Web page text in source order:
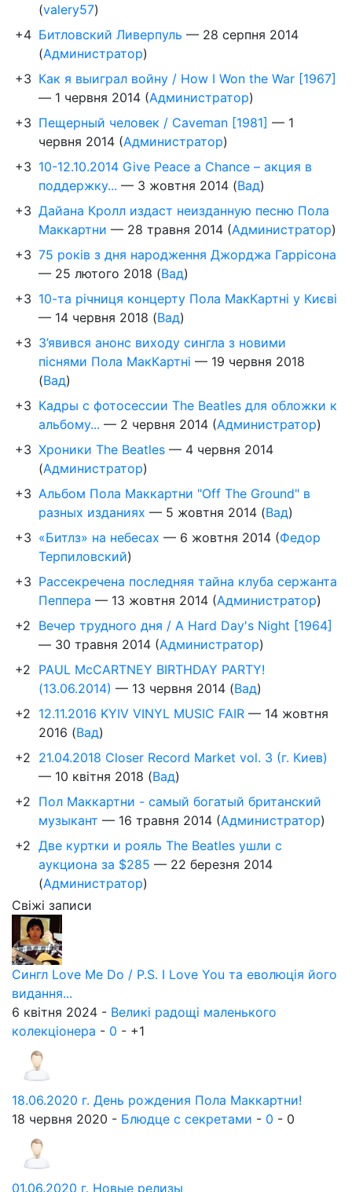
(valery57)
+4 Битловский Ливерпуль — 28 серпня 2014
(Администратор)
+3 Как я выиграл войну / How I Won the War [1967]
— 1 червня 2014 (Администратор)
+3 Пещерный человек / Caveman [1981] — 1
червня 2014 (Администратор)
+3 10-12.10.2014 Give Peace a Chance – акция в
поддержку... — 3 жовтня 2014 (Вад)
+3 Дайана Кролл издаст неизданную песню Пола
Маккартни — 28 травня 2014 (Администратор)
+3 75 років з дня народження Джорджа Гаррісона
— 25 лютого 2018 (Вад)
+3 10-та річниця концерту Пола МакКартні у Києві
— 14 червня 2018 (Вад)
+3 З’явився анонс виходу сингла з новими
піснями Пола МакКартні — 19 червня 2018
(Вад)
+3 Кадры с фотосессии The Beatles для обложки к
альбому... — 2 червня 2014 (Администратор)
+3 Хроники The Beatles — 4 червня 2014
(Администратор)
+3 Альбом Пола Маккартни "Off The Ground" в
разных изданиях — 5 жовтня 2014 (Вад)
+3 «Битлз» на небесах — 6 жовтня 2014 (Федор
Терпиловский)
+3 Рассекречена последняя тайна клуба сержанта
Пеппера — 13 жовтня 2014 (Администратор)
+2 Вечер трудного дня / A Hard Day's Night [1964]
— 30 травня 2014 (Администратор)
+2 PAUL McCARTNEY BIRTHDAY PARTY!
(13.06.2014) — 13 червня 2014 (Вад)
+2 12.11.2016 KYIV VINYL MUSIC FAIR — 14 жовтня
2016 (Вад)
+2 21.04.2018 Closer Record Market vol. 3 (г. Киев)
— 10 квітня 2018 (Вад)
+2 Пол Маккартни - самый богатый британский
музыкант — 16 травня 2014 (Администратор)
+2 Две куртки и рояль The Beatles ушли с
аукциона за $285 — 22 березня 2014
(Администратор)
Свіжі записи
Сингл Love Me Do / P.S. I Love You та еволюція його
видання...
6 квітня 2024 - Великі радощі маленького
колекціонера - 0 - +1
18.06.2020 г. День рождения Пола Маккартни!
18 червня 2020 - Блюдце с секретами - 0 - 0
01.06.2020 г. Новые релизы